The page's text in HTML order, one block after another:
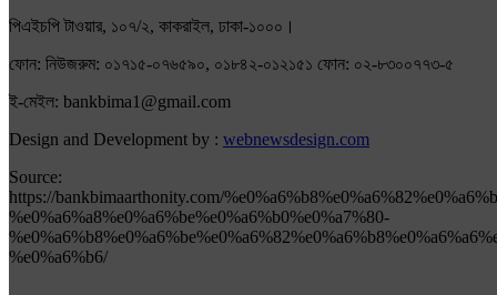
পিএইচপি টাওয়ার, ১০৭/২, কাকরাইল, ঢাকা-১০০০।
ফোন: নিউজরুম: ০১৭১৫-০৭৬৫৯০, ০১৮৪২-০১২১৫১ ফোন: ০২-৮৩০০৭৭৩-৫
ই-মেইল: bankbima1@gmail.com
Design and Development by : webnewsdesign.com
Source:
https://bankbimaarthonity.com/
%e0%a6%a8%e0%a6%be%e0%a6%b0%e0%a7%80-
%e0%a6%b6/